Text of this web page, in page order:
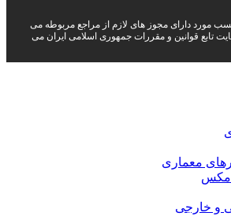
مورد دارای مجوز های لازم از مراجع مربوطه می
تابع قوانین و مقررات جمهوری اسلامی ایران می
معماری
مکس
و خارجی